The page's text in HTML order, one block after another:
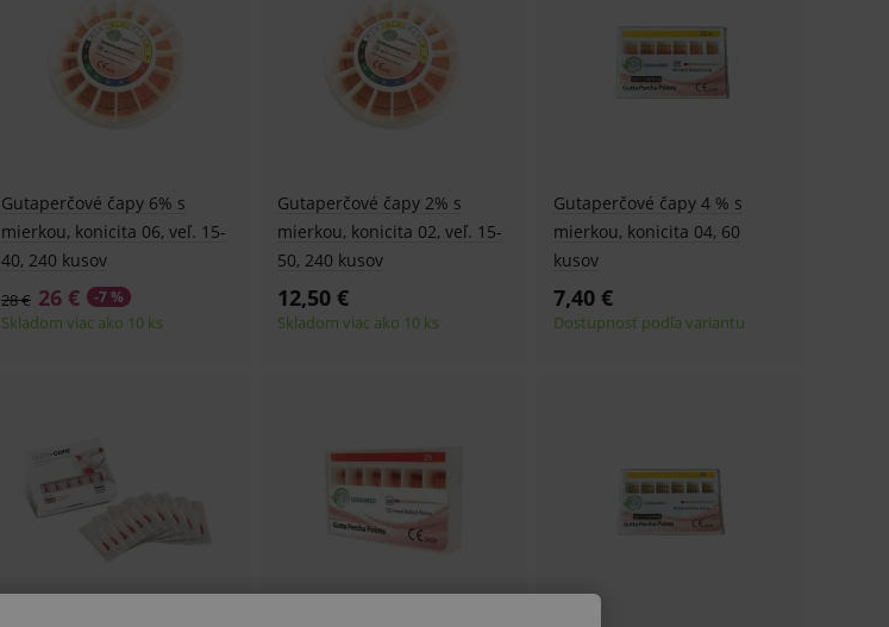
Gutaperčové čapy 6% s
mierkou, konicita 06, veľ. 15-
40, 240 kusov
26 €
28 € -7 %
Skladom viac ako 10 ks
Gutaperčové čapy 2% s
mierkou, konicita 02, veľ. 15-
50, 240 kusov
12,50 €
Skladom viac ako 10 ks
Gutaperčové čapy 4 % s
mierkou, konicita 04, 60
kusov
7,40 €
Dostupnosť podľa variantu